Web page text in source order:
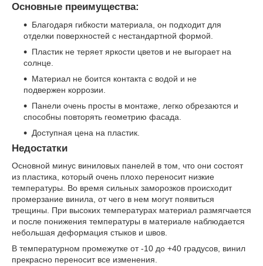
Основные преимущества:
Благодаря гибкости материала, он подходит для
отделки поверхностей с нестандартной формой.
Пластик не теряет яркости цветов и не выгорает на
солнце.
Материал не боится контакта с водой и не
подвержен коррозии.
Панели очень просты в монтаже, легко обрезаются и
способны повторять геометрию фасада.
Доступная цена на пластик.
Недостатки
Основной минус виниловых панелей в том, что они состоят
из пластика, который очень плохо переносит низкие
температуры. Во время сильных заморозков происходит
промерзание винила, от чего в нем могут появиться
трещины. При высоких температурах материал размягчается
и после понижения температуры в материале наблюдается
небольшая деформация стыков и швов.
В температурном промежутке от -10 до +40 градусов, винил
прекрасно переносит все изменения.